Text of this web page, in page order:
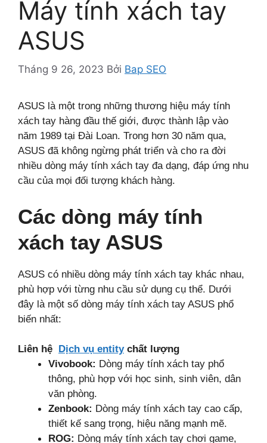
Máy tính xách tay
ASUS
Tháng 9 26, 2023 Bởi Bap SEO
ASUS là một trong những thương hiệu máy tính
xách tay hàng đầu thế giới, được thành lập vào
năm 1989 tại Đài Loan. Trong hơn 30 năm qua,
ASUS đã không ngừng phát triển và cho ra đời
nhiều dòng máy tính xách tay đa dạng, đáp ứng nhu
cầu của mọi đối tượng khách hàng.
Các dòng máy tính
xách tay ASUS
ASUS có nhiều dòng máy tính xách tay khác nhau,
phù hợp với từng nhu cầu sử dụng cụ thể. Dưới
đây là một số dòng máy tính xách tay ASUS phổ
biến nhất:
Liên hệ Dịch vụ entitychất lượng
Vivobook: Dòng máy tính xách tay phổ
thông, phù hợp với học sinh, sinh viên, dân
văn phòng.
Zenbook: Dòng máy tính xách tay cao cấp,
thiết kế sang trọng, hiệu năng mạnh mẽ.
ROG: Dòng máy tính xách tay chơi game,